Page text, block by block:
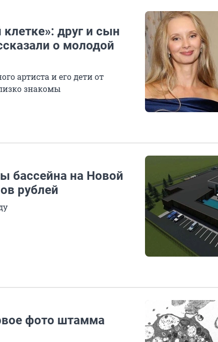
друг и сын
о молодой
артиста и его дети от
знакомы
бассейна на Новой
рублей
фото штамма